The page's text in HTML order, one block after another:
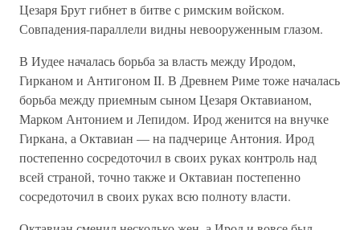
Цезаря Брут гибнет в битве с римским войском.
Совпадения-параллели видны невооруженным глазом.
В Иудее началась борьба за власть между Иродом,
Гирканом и Антигоном II. В Древнем Риме тоже началась
борьба между приемным сыном Цезаря Октавианом,
Марком Антонием и Лепидом. Ирод женится на внучке
Гиркана, а Октавиан — на падчерице Антония. Ирод
постепенно сосредоточил в своих руках контроль над
всей страной, точно также и Октавиан постепенно
сосредоточил в своих руках всю полноту власти.